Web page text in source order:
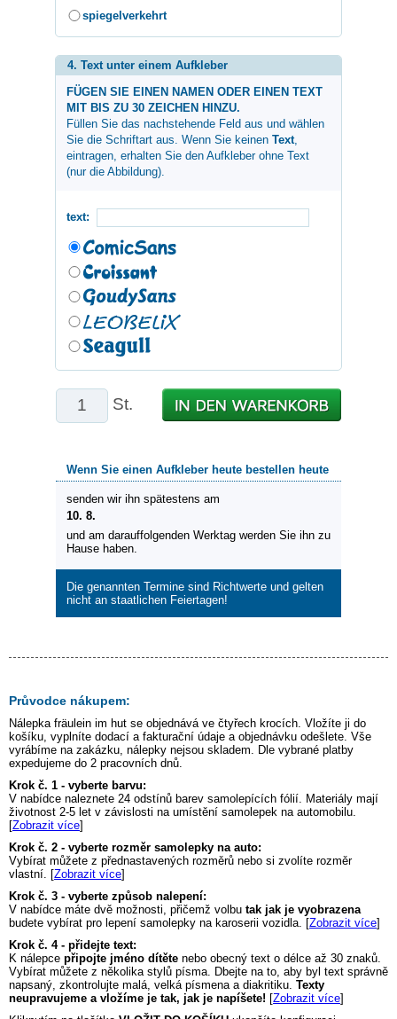
spiegelverkehrt
4. Text unter einem Aufkleber
FÜGEN SIE EINEN NAMEN ODER EINEN TEXT
MIT BIS ZU 30 ZEICHEN HINZU.
Füllen Sie das nachstehende Feld aus und wählen
Sie die Schriftart aus. Wenn Sie keinen Text,
eintragen, erhalten Sie den Aufkleber ohne Text
(nur die Abbildung).
text:
St.
Wenn Sie einen Aufkleber heute bestellen heute
senden wir ihn spätestens am
10. 8.
und am darauffolgenden Werktag werden Sie ihn zu
Hause haben.
Die genannten Termine sind Richtwerte und gelten
nicht an staatlichen Feiertagen!
Průvodce nákupem:
Nálepka fräulein im hut se objednává ve čtyřech krocích. Vložíte ji do
košíku, vyplníte dodací a fakturační údaje a objednávku odešlete. Vše
vyrábíme na zakázku, nálepky nejsou skladem. Dle vybrané platby
expedujeme do 2 pracovních dnů.
Krok č. 1 - vyberte barvu:
V nabídce naleznete 24 odstínů barev samolepících fólií. Materiály mají
životnost 2-5 let v závislosti na umístění samolepek na automobilu.
[Zobrazit více]
Krok č. 2 - vyberte rozměr samolepky na auto:
Vybírat můžete z přednastavených rozměrů nebo si zvolíte rozměr
vlastní. [Zobrazit více]
Krok č. 3 - vyberte způsob nalepení:
V nabídce máte dvě možnosti, přičemž volbu tak jak je vyobrazena
budete vybírat pro lepení samolepky na karoserii vozidla. [Zobrazit více]
Krok č. 4 - přidejte text:
K nálepce připojte jméno dítěte nebo obecný text o délce až 30 znaků.
Vybírat můžete z několika stylů písma. Dbejte na to, aby byl text správně
napsaný, zkontrolujte malá, velká písmena a diakritiku. Texty
neupravujeme a vložíme je tak, jak je napíšete! [Zobrazit více]